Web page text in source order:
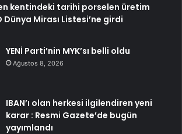
kentindeki tarihi porselen üretim
Dünya Mirası Listesi’ne girdi
YENİ Parti’nin MYK’sı belli oldu
Ağustos 8, 2026
IBAN’ı olan herkesi ilgilendiren yeni
karar : Resmi Gazete’de bugün
yayımlandı